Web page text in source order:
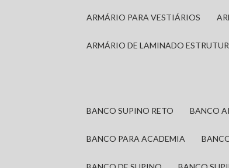
ARMÁRIO PARA VESTIÁRIOS
ARMÁRIO DE LAMINADO
BANCO SUPINO RETO BANCO
BANCO PARA ACADEMIA